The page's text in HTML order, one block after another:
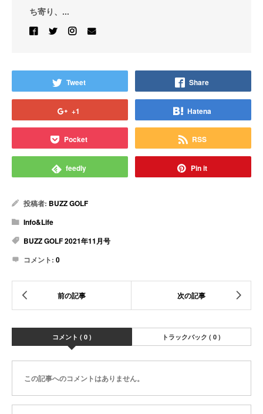
ち寄り、...
Tweet Share
+1 Hatena
Pocket RSS
feedly Pin it
投稿者: BUZZ GOLF
Info&Life
BUZZ GOLF 2021年11月号
コメント: 0
コメント ( 0 ) トラックバック ( 0 )
この記事へのコメントはありません。